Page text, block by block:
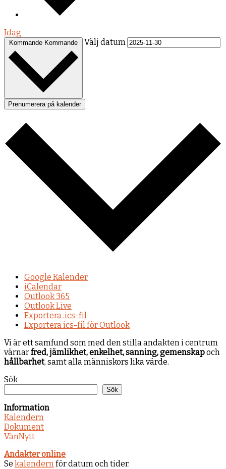
Idag
Kommande Kommande Välj datum
Prenumerera på kalender
Google Kalender
iCalendar
Outlook 365
Outlook Live
Exportera .ics-fil
Exportera ics-fil för Outlook
Vi är ett samfund som med den stilla andakten i centrum
värnarfred, jämlikhet, enkelhet, sanning, gemenskapoch
hållbarhet, samt alla människors lika värde.
Sök
Sök
Information
Kalendern
Dokument
VänNytt
Andakter online
Se kalendern för datum och tider.